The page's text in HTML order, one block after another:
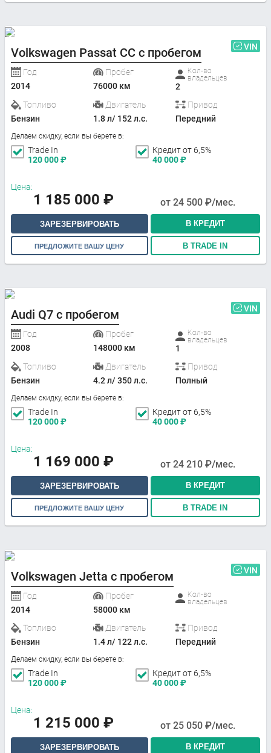
Volkswagen Passat CC с пробегом VIN
Год
2014
Пробег
76000 км
Кол-во
владельцев
2
Топливо
Бензин
Двигатель
1.8 л/ 152 л.с.
Привод
Передний
Делаем скидку, если вы берете в:
Trade In
120 000₽
Кредит от 6,5%
40 000₽
Цена:
1 185 000 ₽ от 24 500 ₽/мес.
ЗАРЕЗЕРВИРОВАТЬ В КРЕДИТ
ПРЕДЛОЖИТЕ ВАШУ ЦЕНУ В TRADE IN
Audi Q7 с пробегом VIN
Год
2008
Пробег
148000 км
Кол-во
владельцев
1
Топливо
Бензин
Двигатель
4.2 л/ 350 л.с.
Привод
Полный
Делаем скидку, если вы берете в:
Trade In
120 000₽
Кредит от 6,5%
40 000₽
Цена:
1 169 000 ₽ от 24 210 ₽/мес.
ЗАРЕЗЕРВИРОВАТЬ В КРЕДИТ
ПРЕДЛОЖИТЕ ВАШУ ЦЕНУ В TRADE IN
Volkswagen Jetta с пробегом VIN
Год
2014
Пробег
58000 км
Кол-во
владельцев
Топливо
Бензин
Двигатель
1.4 л/ 122 л.с.
Привод
Передний
Делаем скидку, если вы берете в:
Trade In
120 000₽
Кредит от 6,5%
40 000₽
Цена:
1 215 000 ₽ от 25 050 ₽/мес.
ЗАРЕЗЕРВИРОВАТЬ В КРЕДИТ